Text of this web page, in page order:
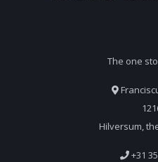
The one
Hilversum,
+31